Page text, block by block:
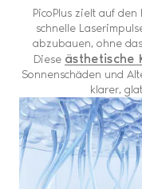
PicoPlus zielt auf
schnelle
abzubauen, ohne
Diese ästhetische
Sonnenschäden und
klarer,